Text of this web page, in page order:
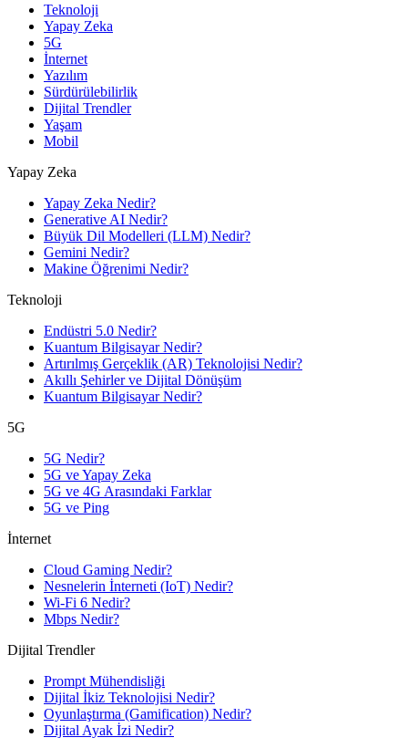
Teknoloji
Yapay Zeka
5G
İnternet
Yazılım
Sürdürülebilirlik
Dijital Trendler
Yaşam
Mobil
Yapay Zeka
Yapay Zeka Nedir?
Generative AI Nedir?
Büyük Dil Modelleri (LLM) Nedir?
Gemini Nedir?
Makine Öğrenimi Nedir?
Teknoloji
Endüstri 5.0 Nedir?
Kuantum Bilgisayar Nedir?
Artırılmış Gerçeklik (AR) Teknolojisi Nedir?
Akıllı Şehirler ve Dijital Dönüşüm
Kuantum Bilgisayar Nedir?
5G
5G Nedir?
5G ve Yapay Zeka
5G ve 4G Arasındaki Farklar
5G ve Ping
İnternet
Cloud Gaming Nedir?
Nesnelerin İnterneti (IoT) Nedir?
Wi-Fi 6 Nedir?
Mbps Nedir?
Dijital Trendler
Prompt Mühendisliği
Dijital İkiz Teknolojisi Nedir?
Oyunlaştırma (Gamification) Nedir?
Dijital Ayak İzi Nedir?